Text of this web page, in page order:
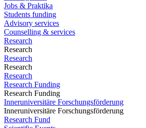
Jobs & Praktika
Students funding
Advisory services
Counselling & services
Research
Research
Research
Research
Research
Research Funding
Research Funding
Inneruniversitäre Forschungsförderung
Inneruniversitäre Forschungsförderung
Research Fund